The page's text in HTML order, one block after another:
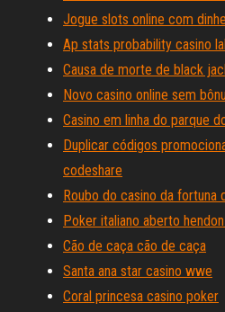
Jogue slots online com
Ap stats probability casino
Causa de morte de black
Novo casino online sem
Casino em linha do parque
Duplicar códigos
codeshare
Roubo do casino da fortuna
Poker italiano aberto
Cão de caça cão de caça
Santa ana star casino wwe
Coral princesa casino poker